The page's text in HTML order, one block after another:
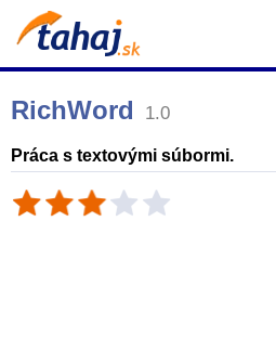
RichWord 1.0
Práca s textovými súbormi.